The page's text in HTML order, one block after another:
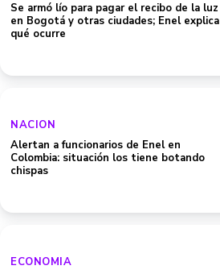
Se armó lío para pagar el recibo de la luz
en Bogotá y otras ciudades; Enel explica
qué ocurre
NACION
Alertan a funcionarios de Enel en
Colombia: situación los tiene botando
chispas
ECONOMIA